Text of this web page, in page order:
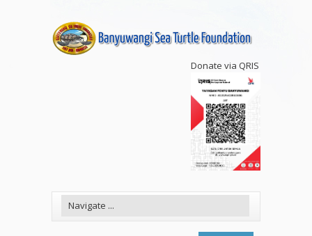
Donate via QRIS